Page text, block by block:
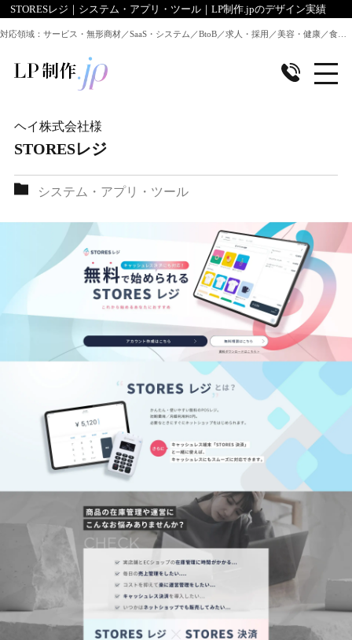
STORESレジ｜システム・アプリ・ツール｜LP制作.jpのデザイン実績
ヘイ株式会社様
STORESレジ
システム・アプリ・ツール